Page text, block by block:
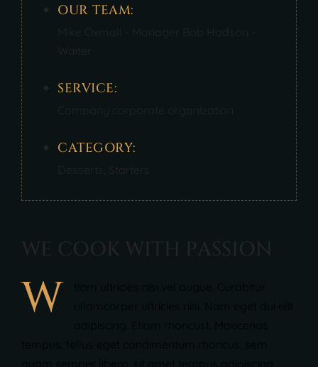
OUR TEAM:
Mike Oxmall - Manager Bob Hadson -
Waiter
SERVICE:
Company corporate organization
CATEGORY:
Desserts Starters
WE COOK WITH PASSION
W